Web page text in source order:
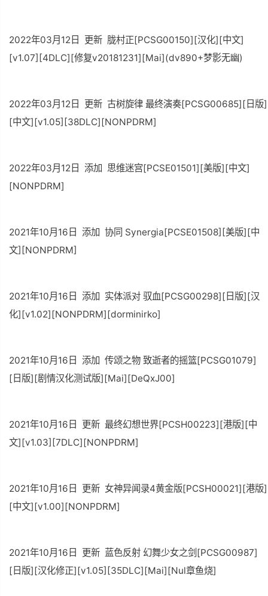
2022年03月12日 更新 胧村正[PCSG00150][汉化][中文]
[v1.07][4DLC][修复v20181231][Mai](dv890+梦影无幽)
2022年03月12日 更新 古树旋律 最终演奏[PCSG00685][日版]
[中文][v1.05][38DLC][NONPDRM]
2022年03月12日 添加 思维迷宫[PCSE01501][美版][中文]
[NONPDRM]
2021年10月16日 添加 协同 Synergia[PCSE01508][美版][中
文][NONPDRM]
2021年10月16日 添加 实体派对 驭血[PCSG00298][日版][汉
化][v1.02][NONPDRM][dorminirko]
2021年10月16日 添加 传颂之物 致逝者的摇篮[PCSG01079]
[日版][剧情汉化测试版][Mai][DeQxJ00]
2021年10月16日 更新 最终幻想世界[PCSH00223][港版][中
文][v1.03][7DLC][NONPDRM]
2021年10月16日 更新 女神异闻录4黄金版[PCSH00021][港版]
[中文][v1.00][NONPDRM]
2021年10月16日 更新 蓝色反射 幻舞少女之剑[PCSG00987]
[日版][汉化修正][v1.05][35DLC][Mai][Nul章鱼烧]